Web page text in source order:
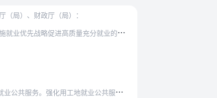
局）、财政厅（局）：
就
业公共服务是国家公共服务的重要组成，是促进高质量充分就业的重要载体。为贯彻落实《中共中央国务院关于实施就业优先战略促进高质量充分就业的意见》（中发〔2024〕…
公共服务责任，各级公共就业和人才服务机…